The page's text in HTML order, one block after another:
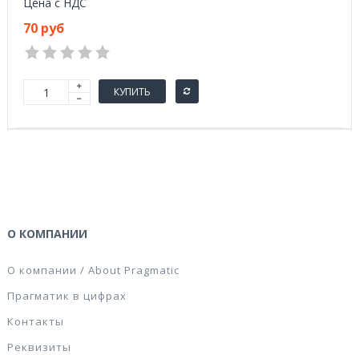
70 руб
КУПИТЬ
О КОМПАНИИ
О компании / About Pragmatic
Прагматик в цифрах
Контакты
Реквизиты